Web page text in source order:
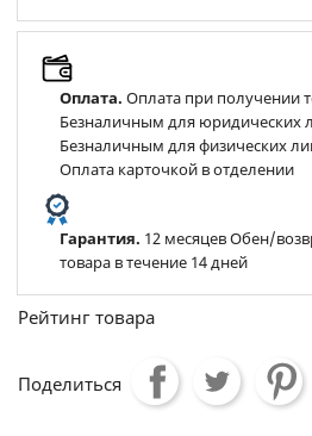
Оплата. Оплата при получении
Безналичным для юридических
Безналичным для физических
Оплата карточкой в отделении
Гарантия. 12 месяцев Обен/
товара в течение 14 дней
Рейтинг товара
Поделиться